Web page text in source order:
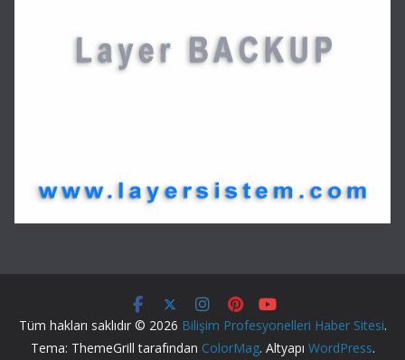
Tüm hakları saklıdır © 2026 Bilişim Profesyonelleri Haber Sitesi.
Tema: ThemeGrill tarafından ColorMag. Altyapı WordPress.